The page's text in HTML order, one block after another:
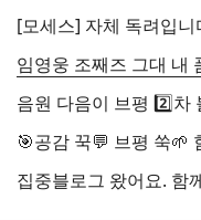
[모세스] 자체 독려입니
임영웅 조째즈 그대 내
음원 다음이 브평 2️⃣차
🎯공감 꾹💬 브평 쑥🌱
집중블로그 왔어요. 함